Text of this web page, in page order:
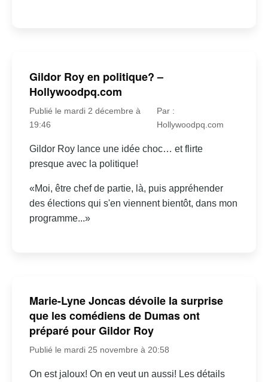
Gildor Roy en politique? –
Hollywoodpq.com
Publié le mardi 2 décembre à
19:46
Par :
Hollywoodpq.com
Gildor Roy lance une idée choc… et flirte
presque avec la politique!
«Moi, être chef de partie, là, puis appréhender
des élections qui s'en viennent bientôt, dans mon
programme...»
Marie-Lyne Joncas dévoile la surprise
que les comédiens de Dumas ont
préparé pour Gildor Roy
Publié le mardi 25 novembre à 20:58
On est jaloux! On en veut un aussi! Les détails